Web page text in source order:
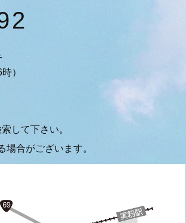
）
して下さい。
合がございます。